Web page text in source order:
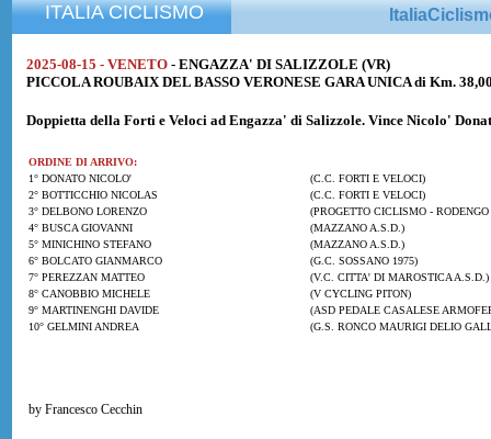
ITALIA CICLISMO
2025-08-15 - VENETO - ENGAZZA' DI SALIZZOLE (VR)
PICCOLA ROUBAIX DEL BASSO VERONESE GARA UNICA di Km.
Doppietta della Forti e Veloci ad Engazza' di Salizzole. Vince Nicolo'
ORDINE DI ARRIVO:
1° DONATO NICOLO'
(C.C. FORTI E VELOCI)
2° BOTTICCHIO NICOLAS
(C.C. FORTI E VELOCI)
3° DELBONO LORENZO
(PROGETTO CICLISMO -
4° BUSCA GIOVANNI
(MAZZANO A.S.D.)
5° MINICHINO STEFANO
(MAZZANO A.S.D.)
6° BOLCATO GIANMARCO
(G.C. SOSSANO 1975)
7° PEREZZAN MATTEO
(V.C. CITTA' DI MAROSTICA A.S.D.)
8° CANOBBIO MICHELE
(V CYCLING PITON)
9° MARTINENGHI DAVIDE
(ASD PEDALE CASALESE
10° GELMINI ANDREA
(G.S. RONCO MAURIGI DELIO
by Francesco Cecchin